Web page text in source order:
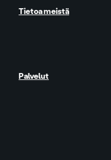
Tietoa meistä
Palvelut